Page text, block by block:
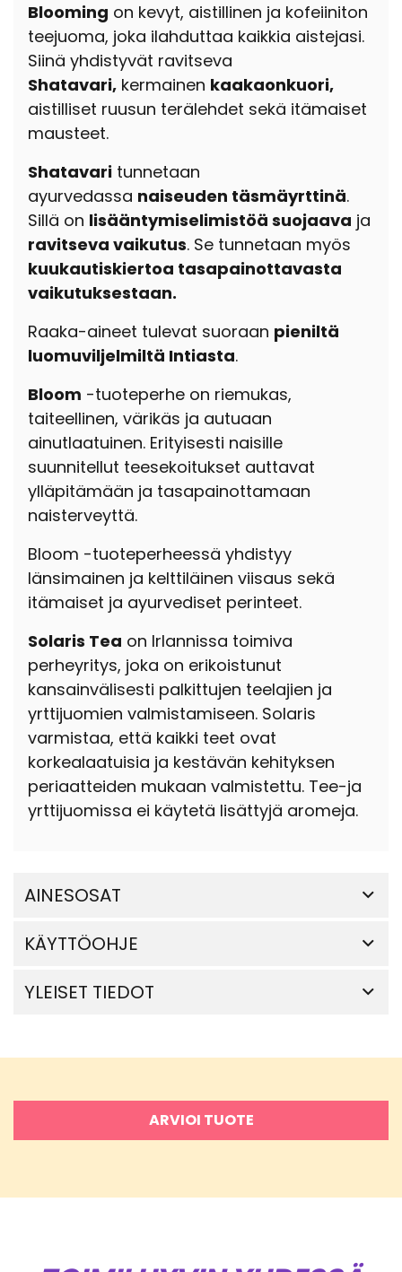
Blooming on kevyt, aistillinen ja kofeiiniton
teejuoma, joka ilahduttaa kaikkia aistejasi.
Siinä yhdistyvät ravitseva
Shatavari, kermainen kaakaonkuori,
aistilliset ruusun terälehdet sekä itämaiset
mausteet.
Shatavari tunnetaan
ayurvedassa naiseuden täsmäyrttinä.
Sillä on lisääntymiselimistöä suojaava ja
ravitseva vaikutus. Se tunnetaan myös
kuukautiskiertoa tasapainottavasta
vaikutuksestaan.
Raaka-aineet tulevat suoraan pieniltä
luomuviljelmiltä Intiasta.
Bloom -tuoteperhe on riemukas,
taiteellinen, värikäs ja autuaan
ainutlaatuinen. Erityisesti naisille
suunnitellut teesekoitukset auttavat
ylläpitämään ja tasapainottamaan
naisterveyttä.
Bloom -tuoteperheessä yhdistyy
länsimainen ja kelttiläinen viisaus sekä
itämaiset ​​ja ayurvediset ​​perinteet.
Solaris Tea on Irlannissa toimiva
perheyritys, joka on erikoistunut
kansainvälisesti palkittujen teelajien ja
yrttijuomien valmistamiseen. Solaris
varmistaa, että kaikki teet ovat
korkealaatuisia ja kestävän kehityksen
periaatteiden mukaan valmistettu. Tee-ja
yrttijuomissa ei käytetä lisättyjä aromeja.
AINESOSAT
KÄYTTÖOHJE
YLEISET TIEDOT
ARVIOI TUOTE